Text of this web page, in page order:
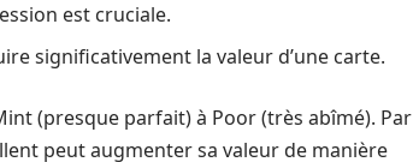
est cruciale.
significativement la valeur d’une carte.
(presque parfait) à Poor (très abîmé). Par
peut augmenter sa valeur de manière